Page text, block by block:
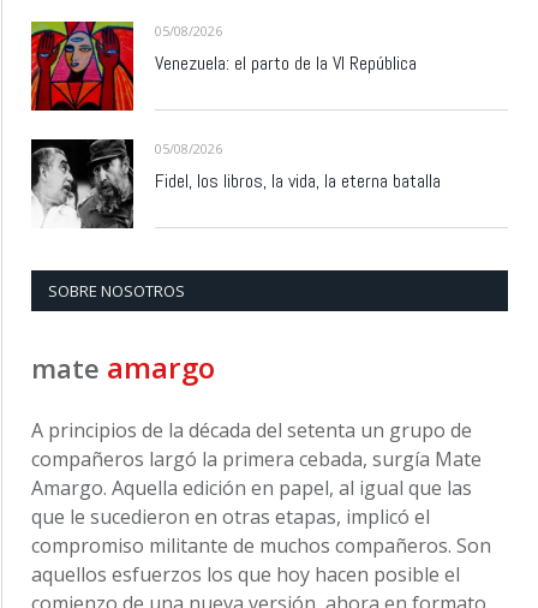
05/08/2026
Venezuela: el parto de la VI República
05/08/2026
Fidel, los libros, la vida, la eterna batalla
SOBRE NOSOTROS
mate amargo
A principios de la década del setenta un grupo de
compañeros largó la primera cebada, surgía Mate
Amargo. Aquella edición en papel, al igual que las
que le sucedieron en otras etapas, implicó el
compromiso militante de muchos compañeros. Son
aquellos esfuerzos los que hoy hacen posible el